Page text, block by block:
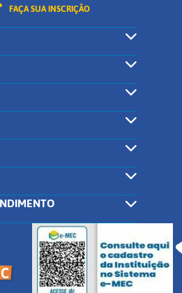
FAÇA SUA INSCRIÇÃO